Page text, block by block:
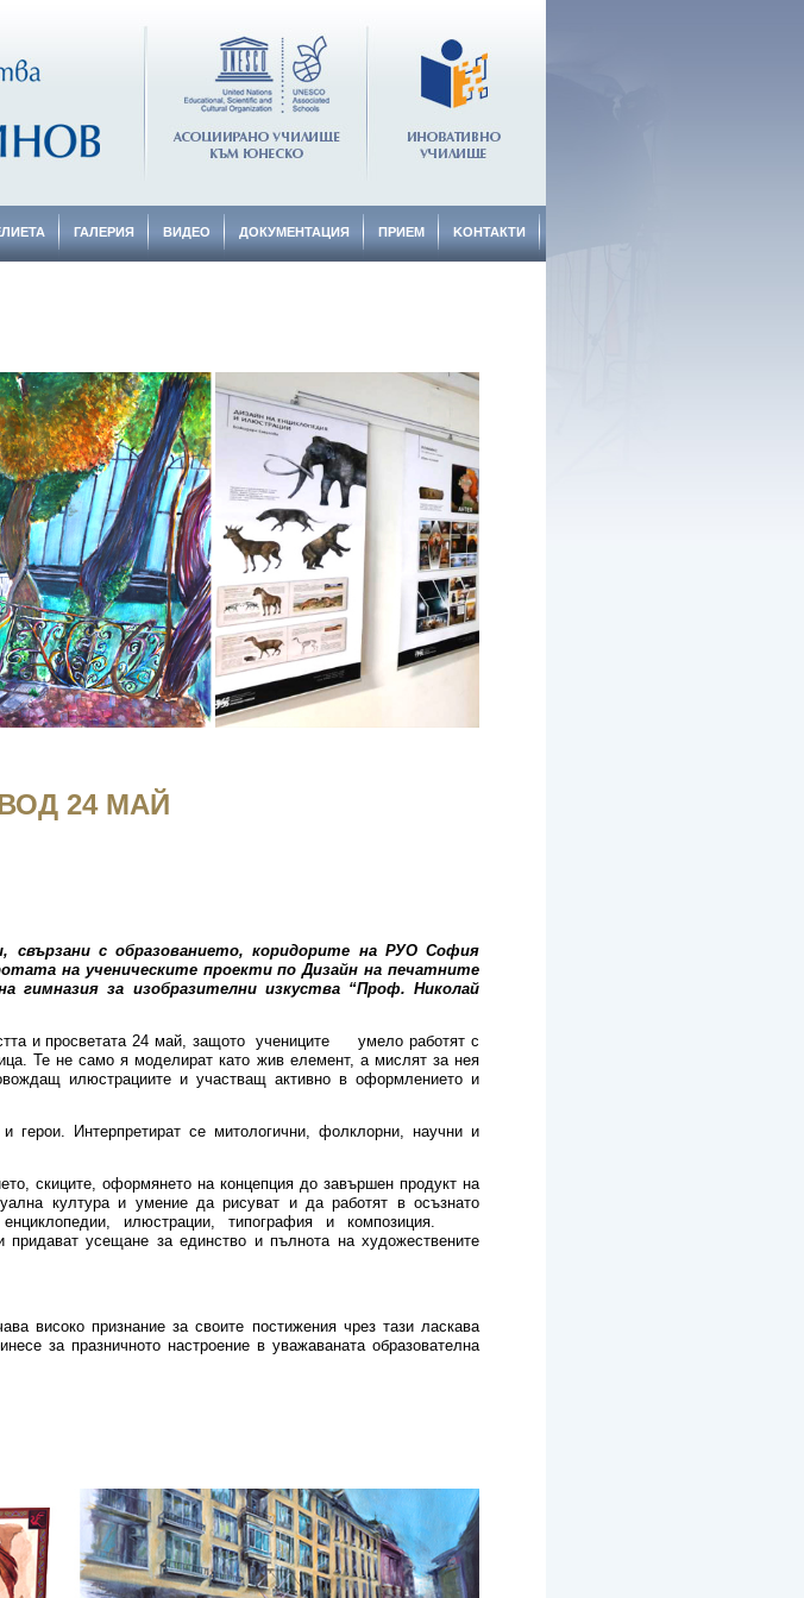
ГАЛЕРИЯ ВИДЕО ДОКУМЕНТАЦИЯ ПРИЕМ KОНТАКТИ
24 МАЙ
свързани с образованието, коридорите на РУО София
на ученическите проекти по Дизайн на печатните
за изобразителни изкуства “Проф. Николай
и просветата 24 май, защото учениците умело работят с
Те не само я моделират като жив елемент, а мислят за нея
илюстрациите и участващ активно в оформлението и
герои. Интерпретират се митологични, фолклорни, научни и
скиците, оформянето на концепция до завършен продукт на
култура и умение да рисуват и да работят в осъзнато
енциклопедии, илюстрации, типография и композиция.
усещане за единство и пълнота на художествените
признание за своите постижения чрез тази ласкава
за празничното настроение в уважаваната образователна